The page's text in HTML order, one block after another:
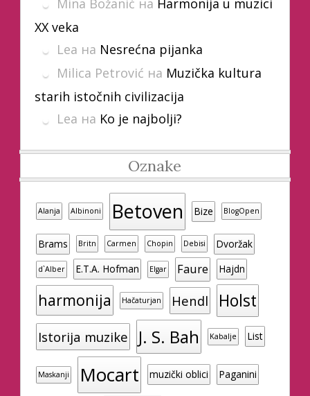
Mina Božanić на Harmonija u muzici
XX veka
Lea на Nesrećna pijanka
Milica Petrović на Muzička kultura
starih istočnih civilizacija
Lea на Ko je najbolji?
Oznake
Alanja Albinoni Betoven Bize BlogOpen
Brams Britn Carmen Chopin Debisi Dvoržak
d`Alber E.T.A. Hofman Elgar Faure Hajdn
harmonija Hačaturjan Hendl Holst
Istorija muzike J. S. Bah Kabalje List
Maskanji Mocart muzički oblici Paganini